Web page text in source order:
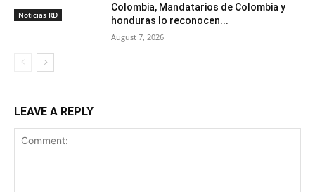
Noticias RD
Colombia, Mandatarios de Colombia y
honduras lo reconocen...
August 7, 2026
LEAVE A REPLY